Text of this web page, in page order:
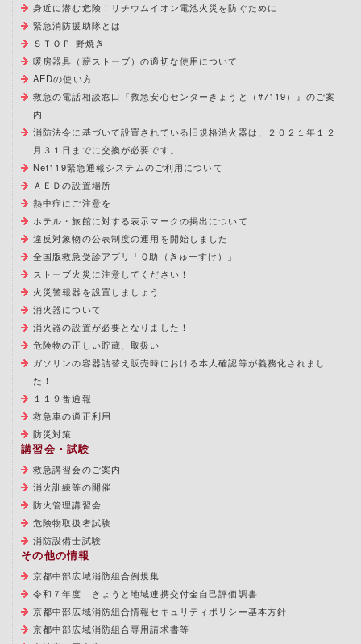
身近に潜む危険！リチウムイオン電池火災を防ぐために
緊急消防援助隊とは
ＳＴＯＰ 野焼き
暖房器具（薪ストーブ）の適切な使用について
AEDの使い方
救急の電話相談窓口『救急安心センターきょうと（#7119）』のご案
内
消防法令に基づいて設置されている旧規格消火器は、２０２１年１２
月３１日までに交換が必要です。
Net119緊急通報システムのご利用について
ＡＥＤの設置場所
熱中症にご注意を
ホテル・旅館に対する表示マークの掲出について
違反対象物の公表制度の運用を開始しました
全国版救急受診アプリ「Ｑ助（きゅーすけ）」
ストーブ火災に注意してください！
火災警報器を設置しましょう
消火器について
消火器の設置が必要となりました！
危険物の正しい貯蔵、取扱い
ガソリンの容器詰替え販売時における本人確認等が義務化されまし
た！
１１９番通報
救急車の適正利用
防災対策
講習会・試験
救急講習会のご案内
消火訓練等の開催
防火管理講習会
危険物取扱者試験
消防設備士試験
その他の情報
京都中部広域消防組合例規集
令和７年度 きょうと地域連携交付金自己評価調書
京都中部広域消防組合情報セキュリティポリシー基本方針
京都中部広域消防組合専用請求書等